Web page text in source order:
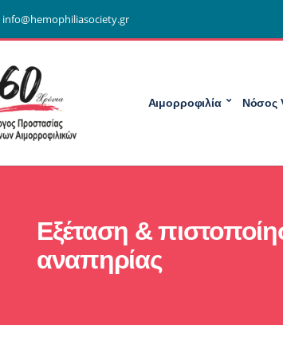
info@hemophiliasociety.gr
Αιμορροφιλία Νόσος
Εξέταση &
αναπηρίας